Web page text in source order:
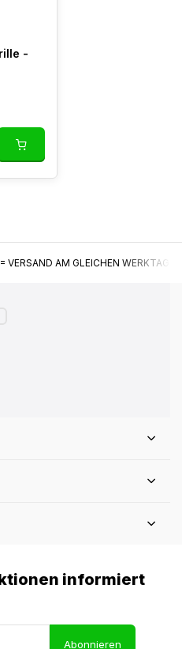
-
VERSAND AM GLEICHEN WERKTAG*
informiert
Abonnieren